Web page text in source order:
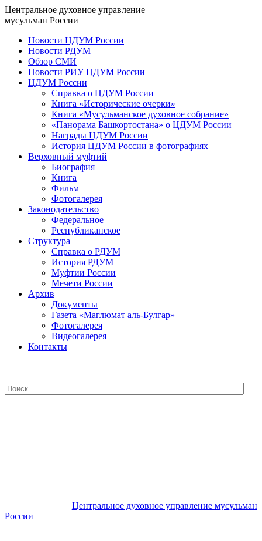
Центральное духовное управление
мусульман России
Новости ЦДУМ России
Новости РДУМ
Обзор СМИ
Новости РИУ ЦДУМ России
ЦДУМ России
Справка о ЦДУМ России
Книга «Исторические очерки»
Книга «Мусульманское духовное собрание»
«Панорама Башкортостана» о ЦДУМ России
Награды ЦДУМ России
История ЦДУМ России в фотографиях
Верховный муфтий
Биография
Книга
Фильм
Фотогалерея
Законодательство
Федеральное
Республиканское
Структура
Справка о РДУМ
История РДУМ
Муфтии России
Мечети России
Архив
Документы
Газета «Маглюмат аль-Булгар»
Фотогалерея
Видеогалерея
Контакты
Центральное духовное управление мусульман
России